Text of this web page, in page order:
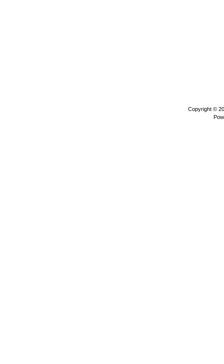
Copyright ©